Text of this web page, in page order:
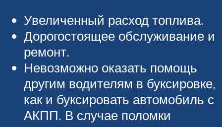
Увеличенный расход топлива.
Дорогостоящее обслуживание и
ремонт.
Невозможно оказать помощь
другим водителям в буксировке,
как и буксировать автомобиль с
АКПП. В случае поломки